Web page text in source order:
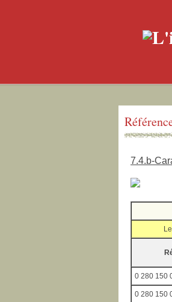
7.4.b-
0 280 150
0 280 150